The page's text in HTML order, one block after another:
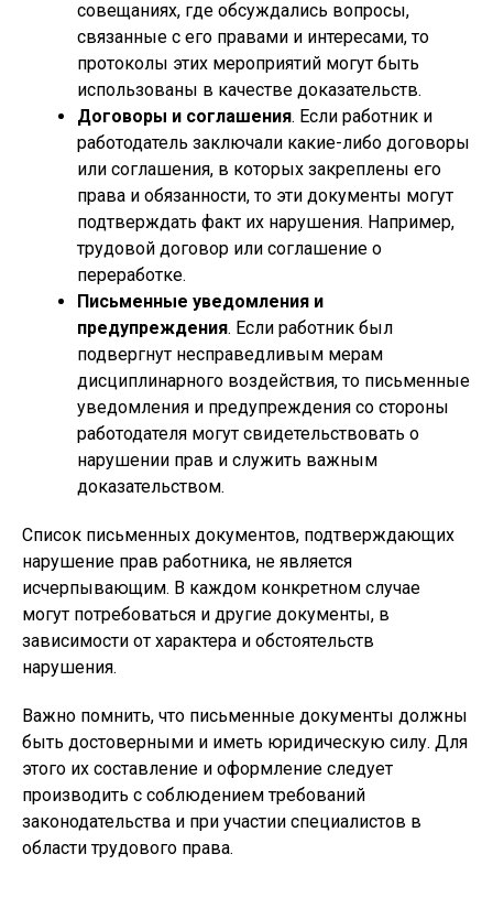
совещаниях, где обсуждались вопросы,
связанные с его правами и интересами, то
протоколы этих мероприятий могут быть
использованы в качестве доказательств.
Договоры и соглашения. Если работник и
работодатель заключали какие-либо договоры
или соглашения, в которых закреплены его
права и обязанности, то эти документы могут
подтверждать факт их нарушения. Например,
трудовой договор или соглашение о
переработке.
Письменные уведомления и
предупреждения. Если работник был
подвергнут несправедливым мерам
дисциплинарного воздействия, то письменные
уведомления и предупреждения со стороны
работодателя могут свидетельствовать о
нарушении прав и служить важным
доказательством.
Список письменных документов, подтверждающих
нарушение прав работника, не является
исчерпывающим. В каждом конкретном случае
могут потребоваться и другие документы, в
зависимости от характера и обстоятельств
нарушения.
Важно помнить, что письменные документы должны
быть достоверными и иметь юридическую силу. Для
этого их составление и оформление следует
производить с соблюдением требований
законодательства и при участии специалистов в
области трудового права.